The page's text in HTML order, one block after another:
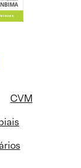
CVM